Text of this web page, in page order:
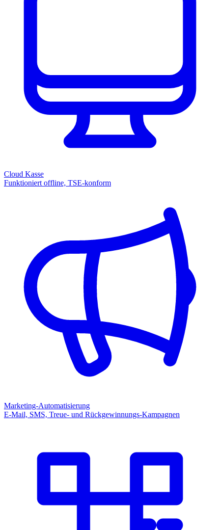
Cloud Kasse
Funktioniert offline, TSE-konform
Marketing-Automatisierung
E-Mail, SMS, Treue- und Rückgewinnungs-Kampagnen